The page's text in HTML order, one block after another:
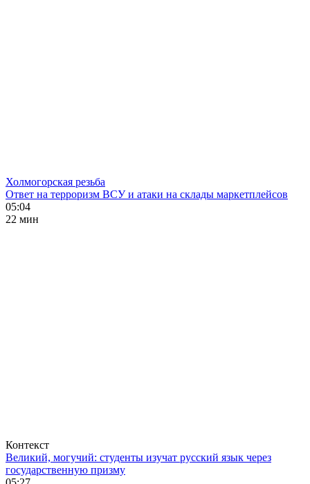
Холмогорская резьба
Ответ на терроризм ВСУ и атаки на склады маркетплейсов
05:04
22 мин
Контекст
Великий, могучий: студенты изучат русский язык через
государственную призму